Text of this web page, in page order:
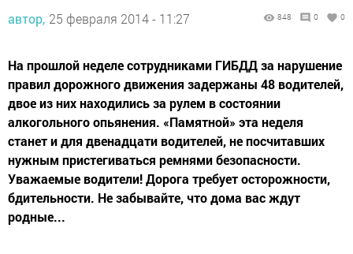
автор, 25 февраля 2014 - 11:27 848 0 0
На прошлой неделе сотрудниками ГИБДД за нарушение
правил дорожного движения задержаны 48 водителей,
двое из них находились за рулем в состоянии
алкогольного опьянения. «Памятной» эта неделя
станет и для двенадцати водителей, не посчитавших
нужным пристегиваться ремнями безопасности.
Уважаемые водители! Дорога требует осторожности,
бдительности. Не забывайте, что дома вас ждут
родные...